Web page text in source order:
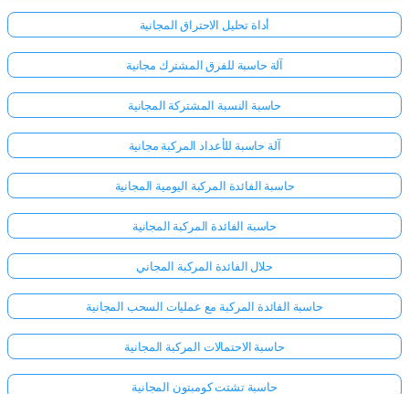
أداة تحليل الاحتراق المجانية
آلة حاسبة للفرق المشترك مجانية
حاسبة النسبة المشتركة المجانية
آلة حاسبة للأعداد المركبة مجانية
حاسبة الفائدة المركبة اليومية المجانية
حاسبة الفائدة المركبة المجانية
حلال الفائدة المركبة المجاني
حاسبة الفائدة المركبة مع عمليات السحب المجانية
حاسبة الاحتمالات المركبة المجانية
حاسبة تشتت كومبتون المجانية